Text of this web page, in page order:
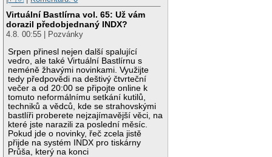
Virtuální Bastlírna vol. 65: Už vám
dorazil předobjednaný INDX?
4.8. 00:55 | Pozvánky
Srpen přinesl nejen další spalující
vedro, ale také Virtuální Bastlírnu s
neméně žhavými novinkami. Využijte
tedy předpovědi na deštivý čtvrteční
večer a od 20:00 se připojte online k
tomuto neformálnímu setkání kutilů,
techniků a vědců, kde se strahovskými
bastlíři proberete nejzajímavější věci, na
které jste narazili za poslední měsíc.
Pokud jde o novinky, řeč zcela jistě
přijde na systém INDX pro tiskárny
Průša, který na konci